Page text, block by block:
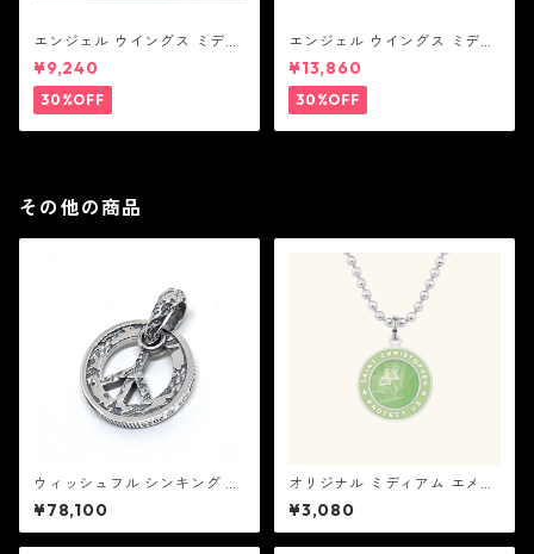
エンジェル ウイングス ミディ
アム ペンダント ブラック コー
ティング（サテンコード付
属）
¥9,240
30%OFF
エンジェル ウイングス ミディ
アム ペンダント ブラック
¥13,860
30%OFF
その他の商品
ウィッシュフル シンキング ペ
ンダント 2A：Good Art HLY
WD グッド アート ハリウッド
¥78,100
オリジナル ミディアム エメラ
ルド / カクタス セントクリス
トファー ネックレス：GET BA
CK NECKLACES ゲット バック
¥3,080